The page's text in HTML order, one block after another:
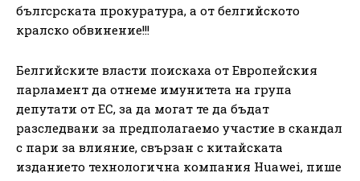
бългсрската прокуратура, а от белгийското
кралско обвинение!!!
Белгийските власти поискаха от Европейския
парламент да отнеме имунитета на група
депутати от ЕС, за да могат те да бъдат
разследвани за предполагаемо участие в скандал
с пари за влияние, свързан с китайската
изданието технологична компания Huawei, пише